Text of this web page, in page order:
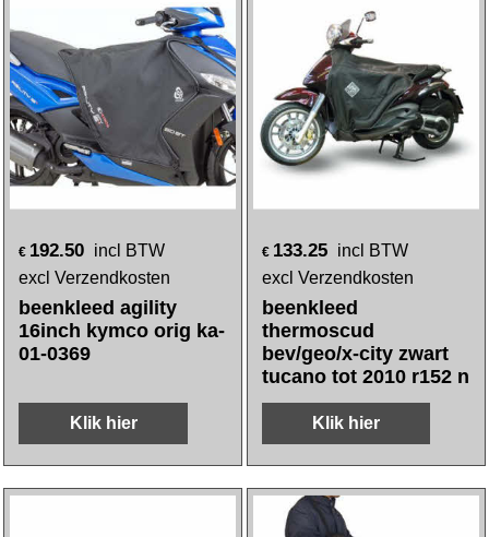
€ 192.50 incl BTW
excl Verzendkosten
beenkleed agility
16inch kymco orig ka-
01-0369
Klik hier
€ 133.25 incl BTW
excl Verzendkosten
beenkleed
thermoscud
bev/geo/x-city zwart
tucano tot 2010 r152 n
Klik hier